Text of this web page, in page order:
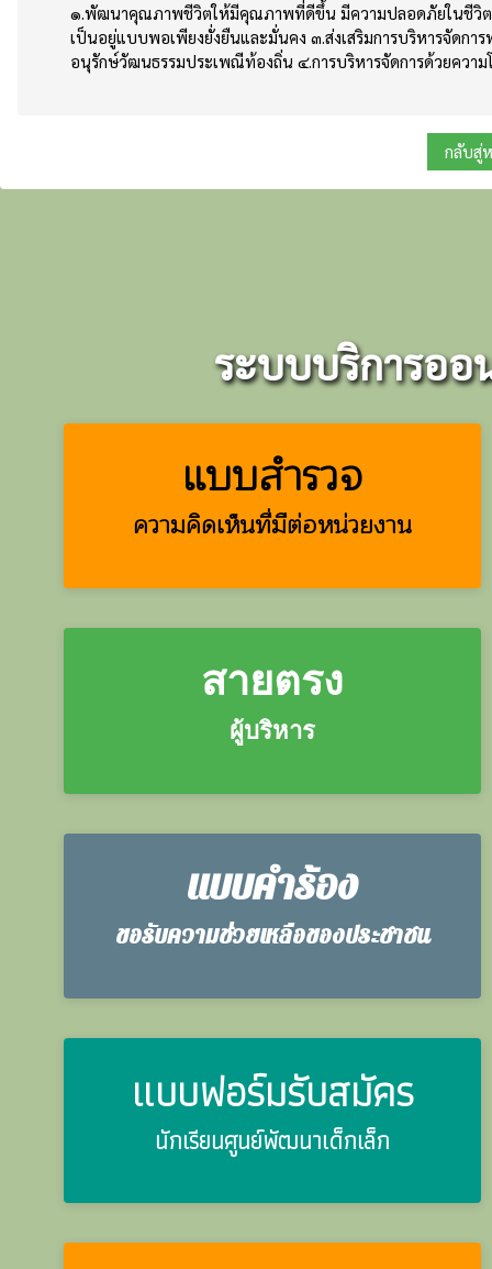
๑.พัฒนาคุณภาพชีวิตให้มีคุณภาพที่ดีขึ้น มีความปลอดภัยในชีวิต
เป็นอยู่แบบพอเพียงยั่งยืนและมั่นคง ๓.ส่งเสริมการบริหารจัดกา
อนุรักษ์วัฒนธรรมประเพณีท้องถิ่น ๔.การบริหารจัดการด้วยควา
กลับสู่
ระบบบริการออ
แบบสำรวจ
ความคิดเห็นที่มีต่อหน่วยงาน
สายตรง
ผู้บริหาร
แบบคำร้อง
ขอรับความช่วยเหลือของประชาชน
แบบฟอร์มรับสมัคร
นักเรียนศูนย์พัฒนาเด็กเล็ก